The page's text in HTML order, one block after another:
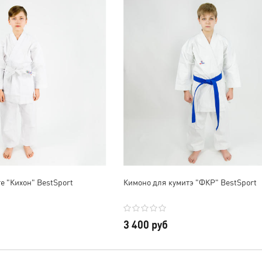
"Кихон" BestSport Кимоно для кумитэ "ФКР" BestSport
3 400 руб
всё отправили, в СПб через
СДЭК за 2 дня пришло всё.
В общем, очень довольны,
будем сотрудничать еще 😊
Отдельное спасибо за
скидку и наклейки, очень
приятно!